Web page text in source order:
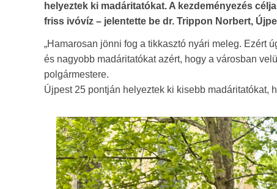
helyeztek ki madáritatókat. A kezdeményezés
friss ivóvíz – jelentette be dr. Trippon Norbert,
„Hamarosan jönni fog a tikkasztó nyári meleg. Ezért
és nagyobb madáritatókat azért, hogy a városban
polgármestere.
Újpest 25 pontján helyeztek ki kisebb madáritatókat,